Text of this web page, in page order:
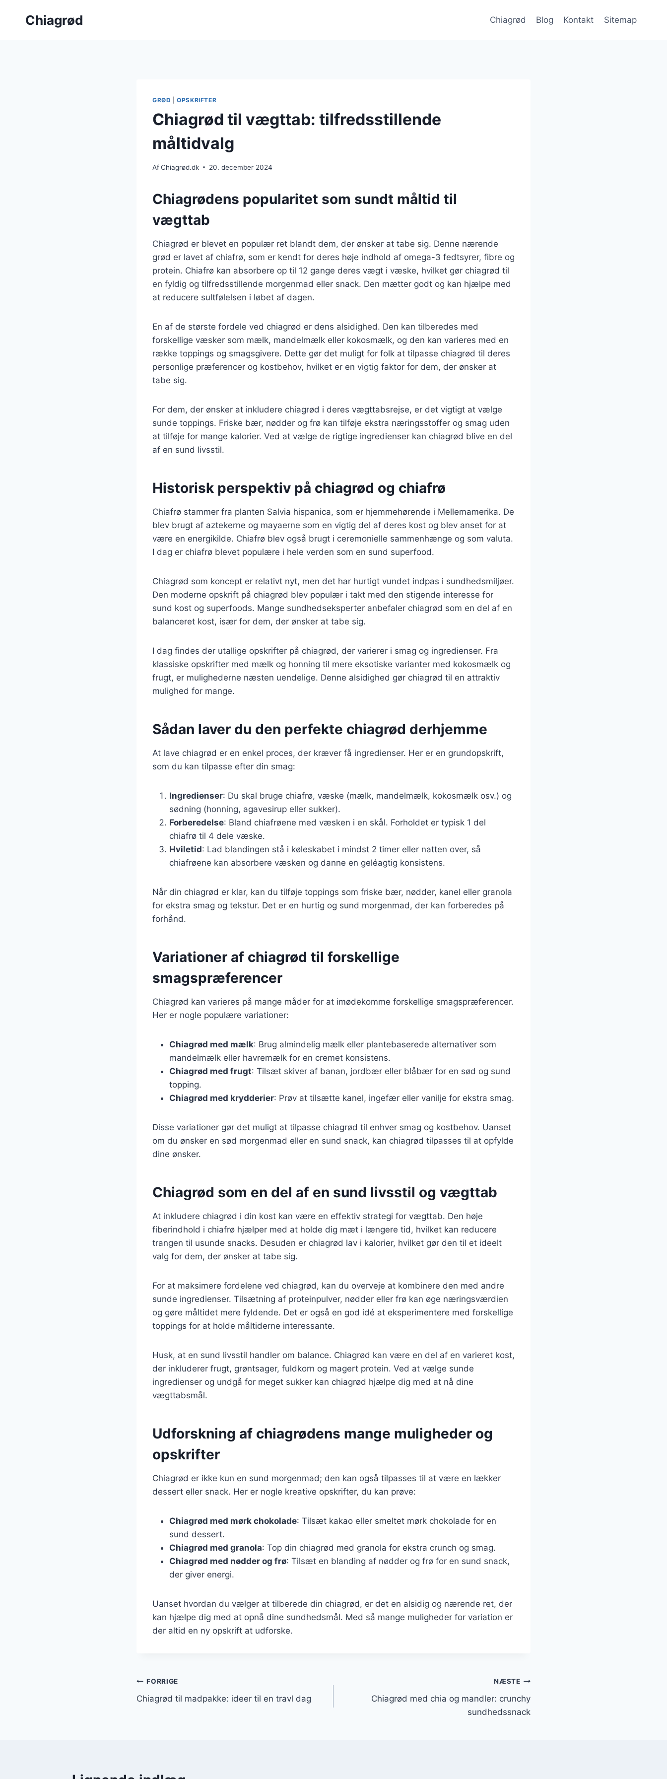
Chiagrød Chiagrød Blog Kontakt Sitemap
GRØD |OPSKRIFTER
Chiagrød til vægttab: tilfredsstillende
måltidvalg
AfChiagrød.dk 20. december 2024
Chiagrødens popularitet som sundt måltid til
vægttab
Chiagrød er blevet en populær ret blandt dem, der ønsker at tabe sig. Denne nærende
grød er lavet af chiafrø, som er kendt for deres høje indhold af omega-3 fedtsyrer, fibre og
protein. Chiafrø kan absorbere op til 12 gange deres vægt i væske, hvilket gør chiagrød til
en fyldig og tilfredsstillende morgenmad eller snack. Den mætter godt og kan hjælpe med
at reducere sultfølelsen i løbet af dagen.
En af de største fordele ved chiagrød er dens alsidighed. Den kan tilberedes med
forskellige væsker som mælk, mandelmælk eller kokosmælk, og den kan varieres med en
række toppings og smagsgivere. Dette gør det muligt for folk at tilpasse chiagrød til deres
personlige præferencer og kostbehov, hvilket er en vigtig faktor for dem, der ønsker at
tabe sig.
For dem, der ønsker at inkludere chiagrød i deres vægttabsrejse, er det vigtigt at vælge
sunde toppings. Friske bær, nødder og frø kan tilføje ekstra næringsstoffer og smag uden
at tilføje for mange kalorier. Ved at vælge de rigtige ingredienser kan chiagrød blive en del
af en sund livsstil.
Historisk perspektiv på chiagrød og chiafrø
Chiafrø stammer fra planten Salvia hispanica, som er hjemmehørende i Mellemamerika. De
blev brugt af aztekerne og mayaerne som en vigtig del af deres kost og blev anset for at
være en energikilde. Chiafrø blev også brugt i ceremonielle sammenhænge og som valuta.
I dag er chiafrø blevet populære i hele verden som en sund superfood.
Chiagrød som koncept er relativt nyt, men det har hurtigt vundet indpas i sundhedsmiljøer.
Den moderne opskrift på chiagrød blev populær i takt med den stigende interesse for
sund kost og superfoods. Mange sundhedseksperter anbefaler chiagrød som en del af en
balanceret kost, især for dem, der ønsker at tabe sig.
I dag findes der utallige opskrifter på chiagrød, der varierer i smag og ingredienser. Fra
klassiske opskrifter med mælk og honning til mere eksotiske varianter med kokosmælk og
frugt, er mulighederne næsten uendelige. Denne alsidighed gør chiagrød til en attraktiv
mulighed for mange.
Sådan laver du den perfekte chiagrød derhjemme
At lave chiagrød er en enkel proces, der kræver få ingredienser. Her er en grundopskrift,
som du kan tilpasse efter din smag:
Ingredienser: Du skal bruge chiafrø, væske (mælk, mandelmælk, kokosmælk osv.) og
sødning (honning, agavesirup eller sukker).
Forberedelse: Bland chiafrøene med væsken i en skål. Forholdet er typisk 1 del
chiafrø til 4 dele væske.
Hviletid: Lad blandingen stå i køleskabet i mindst 2 timer eller natten over, så
chiafrøene kan absorbere væsken og danne en geléagtig konsistens.
Når din chiagrød er klar, kan du tilføje toppings som friske bær, nødder, kanel eller granola
for ekstra smag og tekstur. Det er en hurtig og sund morgenmad, der kan forberedes på
forhånd.
Variationer af chiagrød til forskellige
smagspræferencer
Chiagrød kan varieres på mange måder for at imødekomme forskellige smagspræferencer.
Her er nogle populære variationer:
Chiagrød med mælk: Brug almindelig mælk eller plantebaserede alternativer som
mandelmælk eller havremælk for en cremet konsistens.
Chiagrød med frugt: Tilsæt skiver af banan, jordbær eller blåbær for en sød og sund
topping.
Chiagrød med krydderier: Prøv at tilsætte kanel, ingefær eller vanilje for ekstra smag.
Disse variationer gør det muligt at tilpasse chiagrød til enhver smag og kostbehov. Uanset
om du ønsker en sød morgenmad eller en sund snack, kan chiagrød tilpasses til at opfylde
dine ønsker.
Chiagrød som en del af en sund livsstil og vægttab
At inkludere chiagrød i din kost kan være en effektiv strategi for vægttab. Den høje
fiberindhold i chiafrø hjælper med at holde dig mæt i længere tid, hvilket kan reducere
trangen til usunde snacks. Desuden er chiagrød lav i kalorier, hvilket gør den til et ideelt
valg for dem, der ønsker at tabe sig.
For at maksimere fordelene ved chiagrød, kan du overveje at kombinere den med andre
sunde ingredienser. Tilsætning af proteinpulver, nødder eller frø kan øge næringsværdien
og gøre måltidet mere fyldende. Det er også en god idé at eksperimentere med forskellige
toppings for at holde måltiderne interessante.
Husk, at en sund livsstil handler om balance. Chiagrød kan være en del af en varieret kost,
der inkluderer frugt, grøntsager, fuldkorn og magert protein. Ved at vælge sunde
ingredienser og undgå for meget sukker kan chiagrød hjælpe dig med at nå dine
vægttabsmål.
Udforskning af chiagrødens mange muligheder og
opskrifter
Chiagrød er ikke kun en sund morgenmad; den kan også tilpasses til at være en lækker
dessert eller snack. Her er nogle kreative opskrifter, du kan prøve:
Chiagrød med mørk chokolade: Tilsæt kakao eller smeltet mørk chokolade for en
sund dessert.
Chiagrød med granola: Top din chiagrød med granola for ekstra crunch og smag.
Chiagrød med nødder og frø: Tilsæt en blanding af nødder og frø for en sund snack,
der giver energi.
Uanset hvordan du vælger at tilberede din chiagrød, er det en alsidig og nærende ret, der
kan hjælpe dig med at opnå dine sundhedsmål. Med så mange muligheder for variation er
der altid en ny opskrift at udforske.
Indlægsnavigation
FORRIGE
Chiagrød til madpakke: ideer til en travl dag
NÆSTE
Chiagrød med chia og mandler: crunchy
sundhedssnack